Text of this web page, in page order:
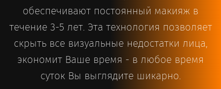
обеспечивают постоянный макияж в
течение 3-5 лет. Эта технология позволяет
скрыть все визуальные недостатки лица,
экономит Ваше время - в любое время
суток Вы выглядите шикарно.